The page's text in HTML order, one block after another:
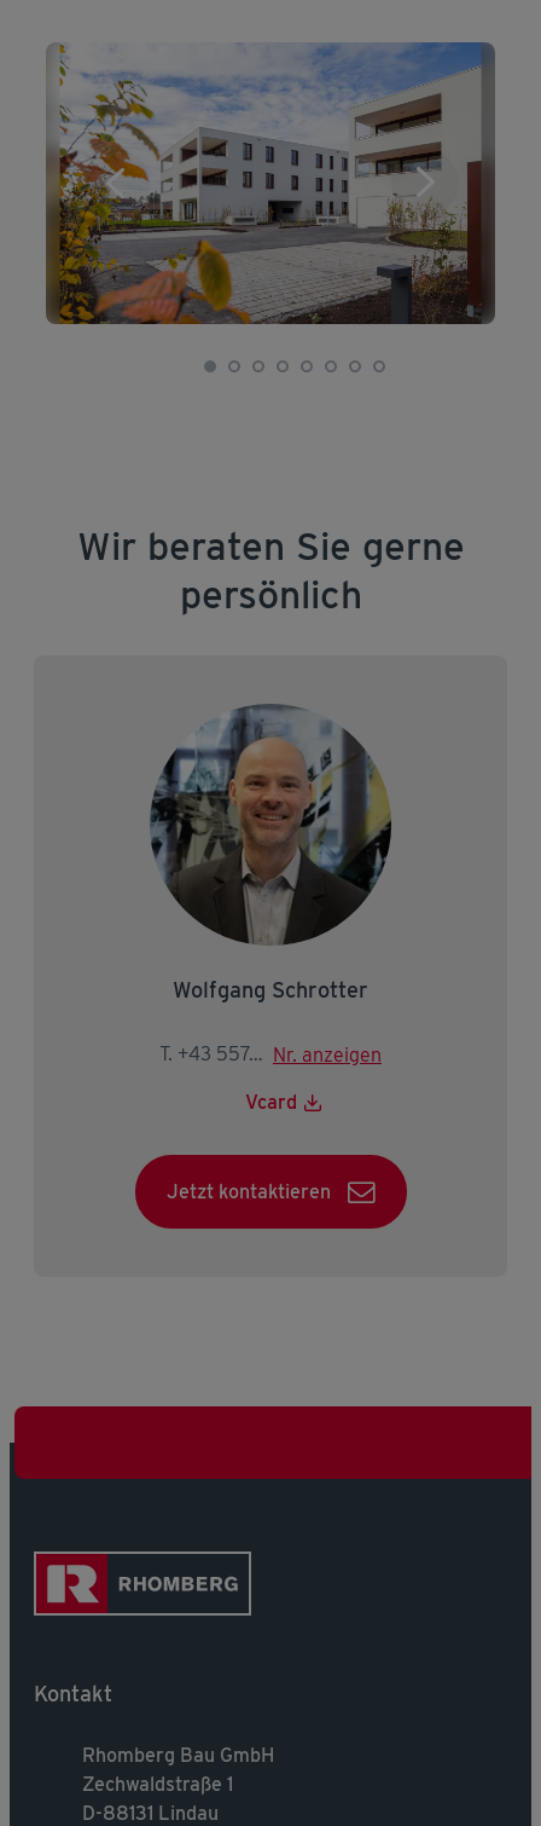
Wir beraten Sie gerne
persönlich
Wolfgang Schrotter
T. +43 5574 403-3528 Nr. anzeigen
Vcard
Jetzt kontaktieren
Kontakt
Rhomberg Bau GmbH
Zechwaldstraße 1
D-88131 Lindau